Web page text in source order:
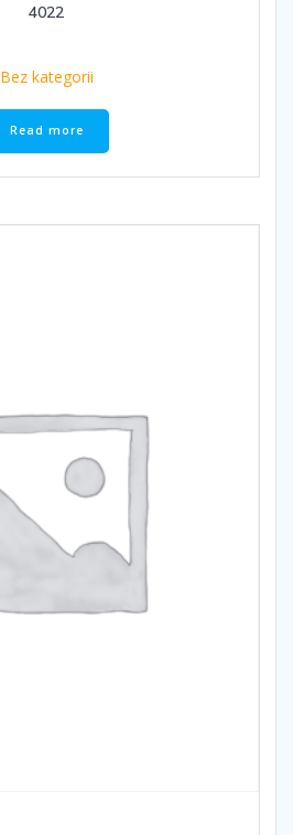
4022
Bez kategorii
Read more